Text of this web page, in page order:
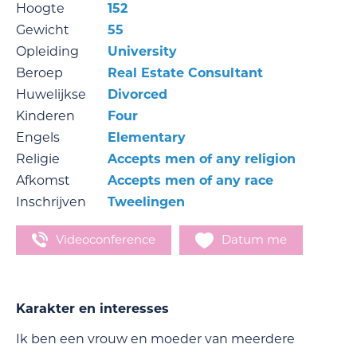
Hoogte
152
Gewicht
55
Opleiding
University
Beroep
Real Estate Consultant
Huwelijkse
Divorced
Kinderen
Four
Engels
Elementary
Religie
Accepts men of any religion
Afkomst
Accepts men of any race
Inschrijven
Tweelingen
Videoconference Datum me
Karakter en interesses
Ik ben een vrouw en moeder van meerdere